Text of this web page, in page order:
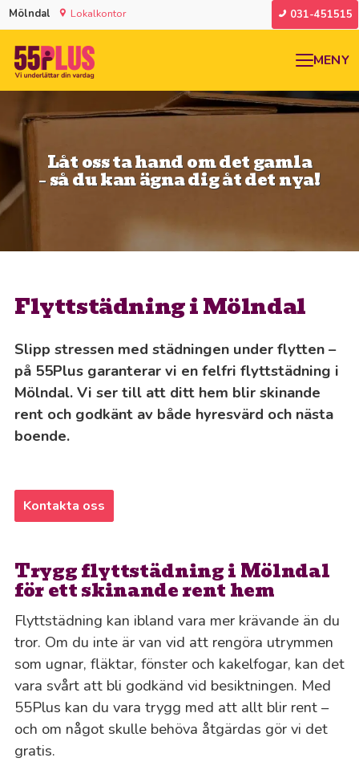
Mölndal Lokalkontor 031-451515
MENY
Låt oss ta hand om det gamla
– så du kan ägna dig åt det nya!
Flyttstädning i Mölndal
Slipp stressen med städningen under flytten –
på 55Plus garanterar vi en felfri flyttstädning i
Mölndal. Vi ser till att ditt hem blir skinande
rent och godkänt av både hyresvärd och nästa
boende.
Kontakta oss
Trygg flyttstädning i Mölndal
för ett skinande rent hem
Flyttstädning kan ibland vara mer krävande än du
tror. Om du inte är van vid att rengöra utrymmen
som ugnar, fläktar, fönster och kakelfogar, kan det
vara svårt att bli godkänd vid besiktningen. Med
55Plus kan du vara trygg med att allt blir rent –
och om något skulle behöva åtgärdas gör vi det
gratis.